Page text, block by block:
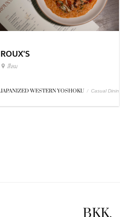
ROUX'S
สีลม
JAPANIZED WESTERN YOSHOKU / Casual Dining
BKK.